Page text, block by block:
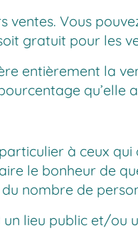
Vous
gratuit pour les
entièrement la
qu’elle
à ceux
le bonheur de
nombre de
un lieu public et/ou